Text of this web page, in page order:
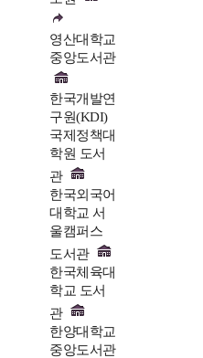
영산대학교
중앙도서관
한국개발연
구원(KDI)
국제정책대
학원 도서
관
한국외국어
대학교 서
울캠퍼스
도서관
한국체육대
학교 도서
관
한양대학교
중앙도서관